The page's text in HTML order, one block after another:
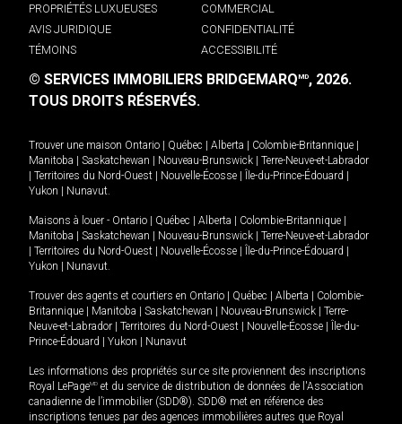
PROPRIÉTÉS LUXUEUSES
COMMERCIAL
AVIS JURIDIQUE
CONFIDENTIALITÉ
TÉMOINS
ACCESSIBILITÉ
© SERVICES IMMOBILIERS BRIDGEMARQMD, 2026.
TOUS DROITS RÉSERVÉS.
Trouver une maison Ontario | Québec | Alberta | Colombie-Britannique |
Manitoba | Saskatchewan | Nouveau-Brunswick | Terre-Neuve-et-Labrador
| Territoires du Nord-Ouest | Nouvelle-Écosse | Île-du-Prince-Édouard |
Yukon | Nunavut
Maisons à louer - Ontario | Québec | Alberta | Colombie-Britannique |
Manitoba | Saskatchewan | Nouveau-Brunswick | Terre-Neuve-et-Labrador
| Territoires du Nord-Ouest | Nouvelle-Écosse | Île-du-Prince-Édouard |
Yukon | Nunavut
Trouver des agents et courtiers en Ontario | Québec | Alberta | Colombie-
Britannique | Manitoba | Saskatchewan | Nouveau-Brunswick | Terre-
Neuve-et-Labrador | Territoires du Nord-Ouest | Nouvelle-Écosse | Île-du-
Prince-Édouard | Yukon | Nunavut
Les informations des propriétés sur ce site proviennent des inscriptions
Royal LePageMD et du service de distribution de données de l'Association
canadienne de l’immobilier (SDD®). SDD® met en référence des
inscriptions tenues par des agences immobilières autres que Royal